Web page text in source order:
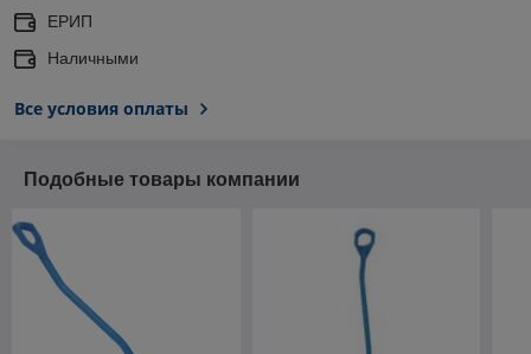
ЕРИП
Наличными
Все условия оплаты
Подобные товары компании